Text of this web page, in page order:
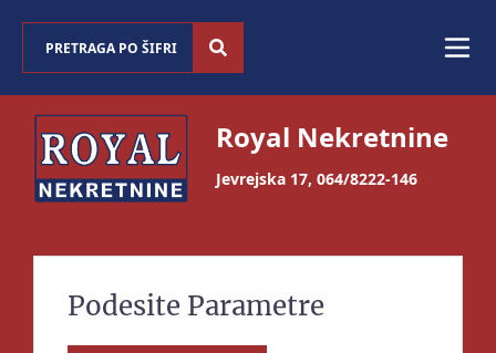
Royal Nekretnine
Jevrejska 17, 064/8222-146
Podesite Parametre